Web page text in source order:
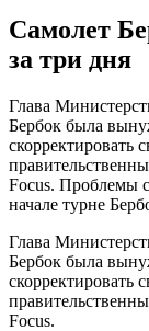
Самолет
за три дня
Глава
Бербок была
скорректировать
Focus. Проблемы
начале турне
Глава
Бербок была
скорректировать
Focus.